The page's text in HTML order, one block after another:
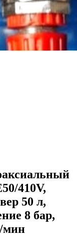
410V,
50 л,
8 бар,
мин